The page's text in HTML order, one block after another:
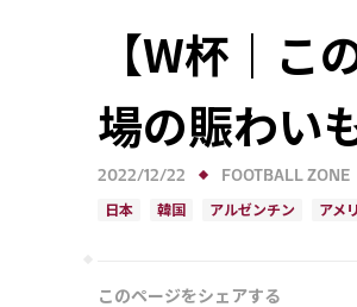
【W杯｜
場の賑わい
2022/12/22 FOOTBALL ZONE
日本 韓国 アルゼンチン アメ